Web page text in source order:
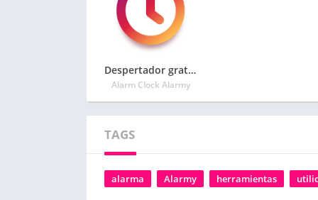
Despertador gratis en español,Alarma fuerte-Alarmy
Alarm Clock Alarmy
TAGS
alarma Alarmy herramientas